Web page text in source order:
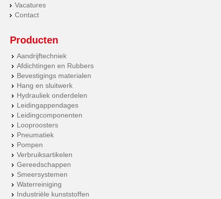
Vacatures
Contact
Producten
Aandrijftechniek
Afdichtingen en Rubbers
Bevestigings materialen
Hang en sluitwerk
Hydrauliek onderdelen
Leidingappendages
Leidingcomponenten
Looproosters
Pneumatiek
Pompen
Verbruiksartikelen
Gereedschappen
Smeersystemen
Waterreiniging
Industriële kunststoffen